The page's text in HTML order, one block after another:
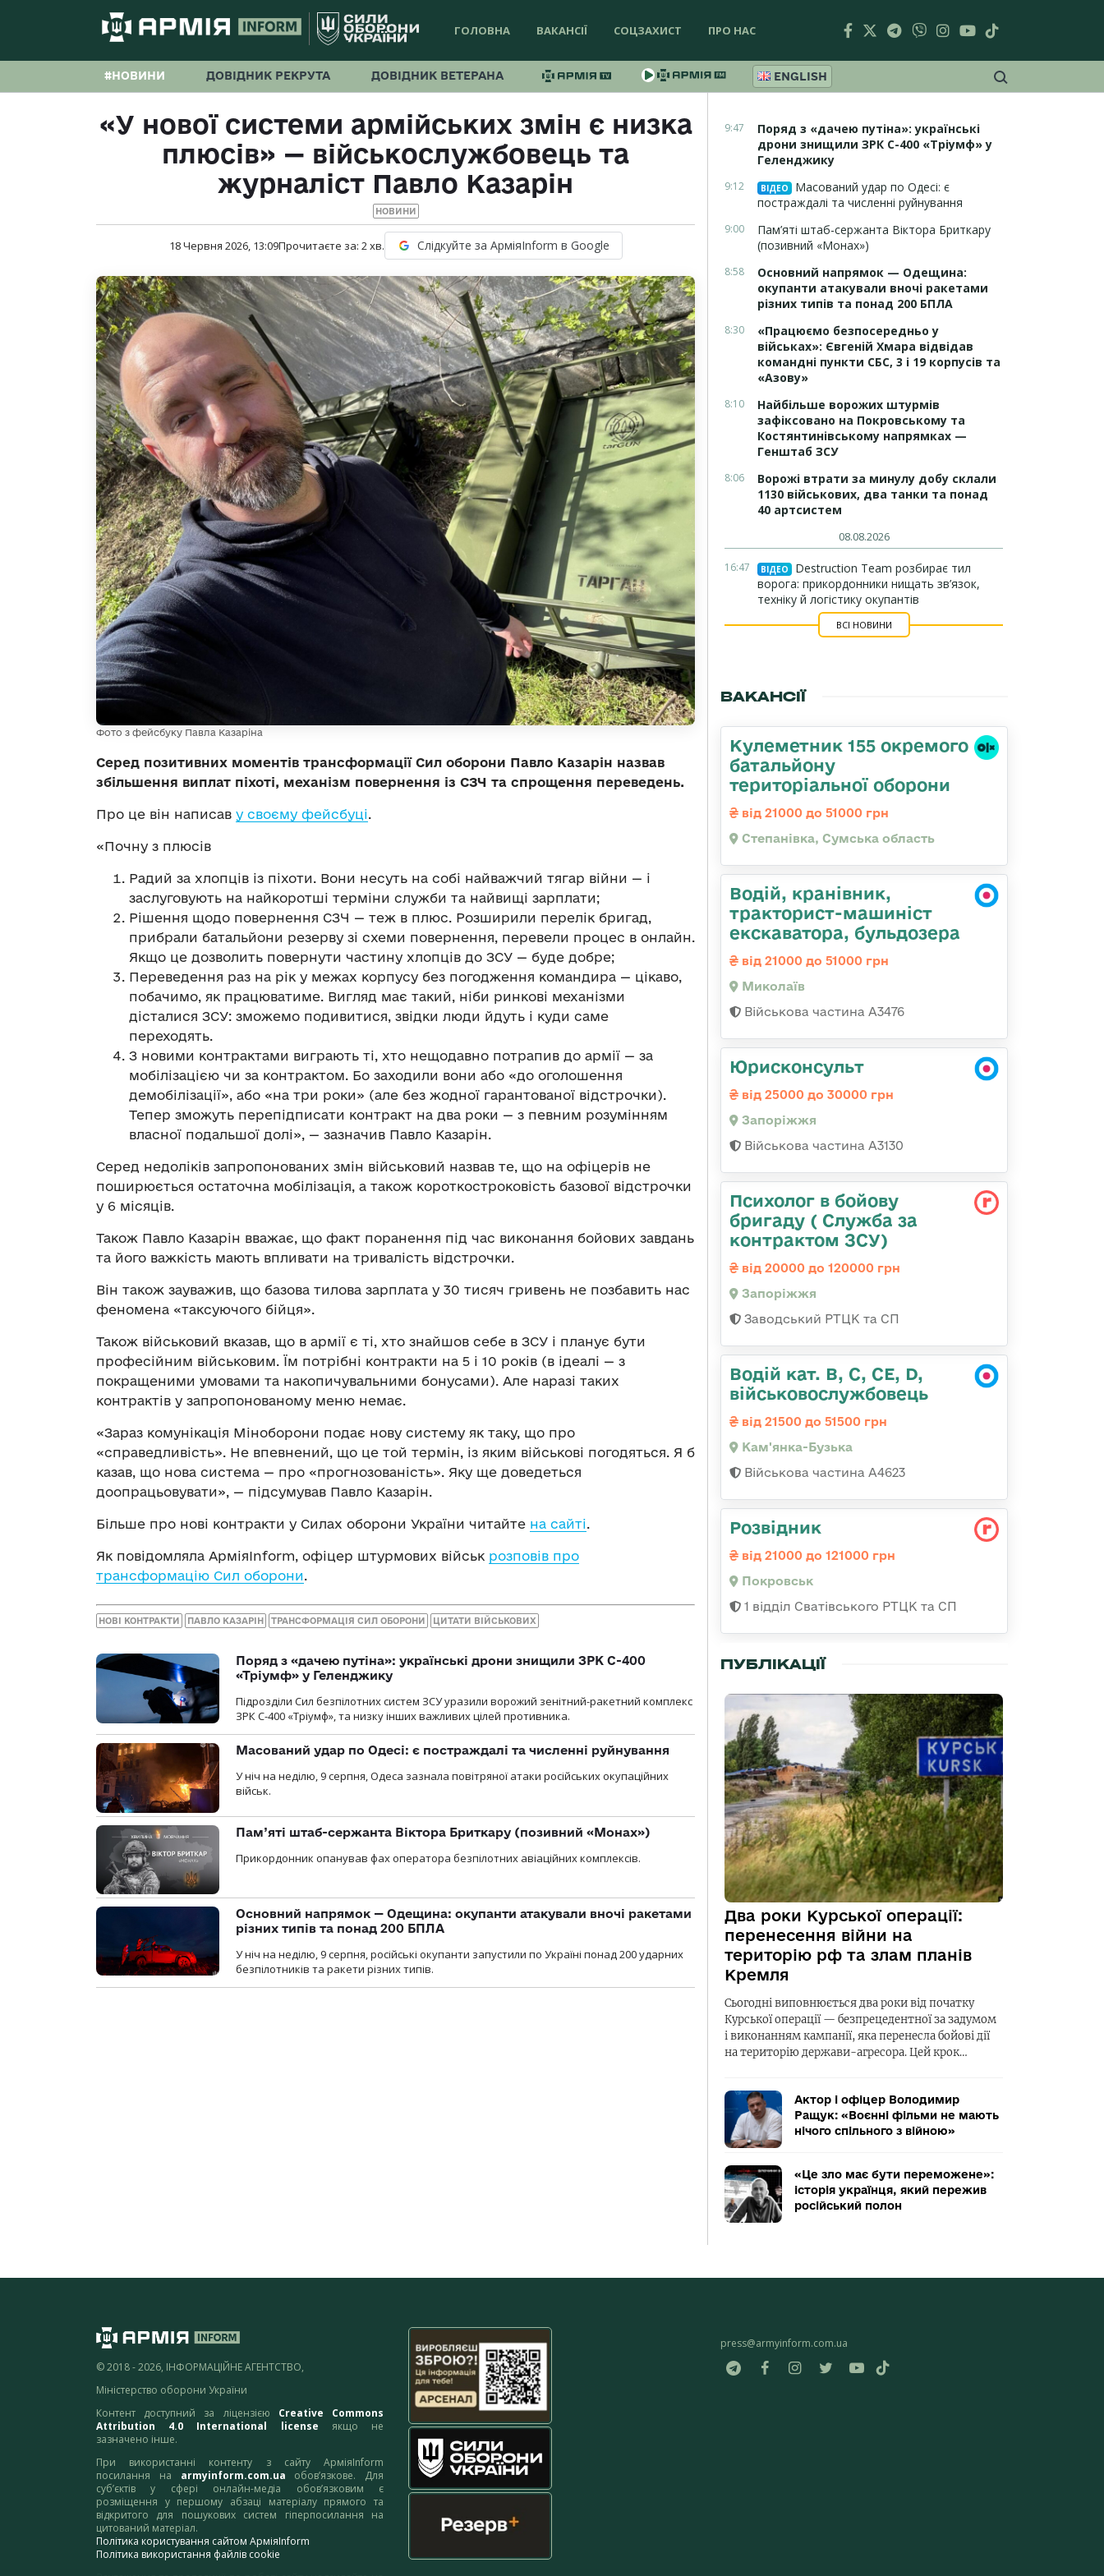
ГОЛОВНА ВАКАНСІЇ СОЦЗАХИСТ ПРО НАС
#НОВИНИ ДОВІДНИК РЕКРУТА ДОВІДНИК ВЕТЕРАНА ENGLISH
«У нової системи армійських змін є низка
плюсів» — військослужбовець та
журналіст Павло Казарін
НОВИНИ
18 Червня 2026, 13:09Прочитаєте за: 2хв. Слідкуйте за АрміяInform в Google
Фото з фейсбуку Павла Казаріна
Серед позитивних моментів трансформації Сил оборони Павло Казарін назвав
збільшення виплат піхоті, механізм повернення із СЗЧ та спрощення переведень.
Про це він написав у своєму фейсбуці.
«Почну з плюсів
Радий за хлопців із піхоти. Вони несуть на собі найважчий тягар війни — і
заслуговують на найкоротші терміни служби та найвищі зарплати;
Рішення щодо повернення СЗЧ — теж в плюс. Розширили перелік бригад,
прибрали батальйони резерву зі схеми повернення, перевели процес в онлайн.
Якщо це дозволить повернути частину хлопців до ЗСУ — буде добре;
Переведення раз на рік у межах корпусу без погодження командира — цікаво,
побачимо, як працюватиме. Вигляд має такий, ніби ринкові механізми
дісталися ЗСУ: зможемо подивитися, звідки люди йдуть і куди саме
переходять.
З новими контрактами виграють ті, хто нещодавно потрапив до армії — за
мобілізацією чи за контрактом. Бо заходили вони або «до оголошення
демобілізації», або «на три роки» (але без жодної гарантованої відстрочки).
Тепер зможуть перепідписати контракт на два роки — з певним розумінням
власної подальшої долі», — зазначив Павло Казарін.
Серед недоліків запропонованих змін військовий назвав те, що на офіцерів не
поширюється остаточна мобілізація, а також короткостроковість базової відстрочки
у 6 місяців.
Також Павло Казарін вважає, що факт поранення під час виконання бойових завдань
та його важкість мають впливати на тривалість відстрочки.
Він також зауважив, що базова тилова зарплата у 30 тисяч гривень не позбавить нас
феномена «таксуючого бійця».
Також військовий вказав, що в армії є ті, хто знайшов себе в ЗСУ і планує бути
професійним військовим. Їм потрібні контракти на 5 і 10 років (в ідеалі — з
покращеними умовами та накопичувальними бонусами). Але наразі таких
контрактів у запропонованому меню немає.
«Зараз комунікація Міноборони подає нову систему як таку, що про
«справедливість». Не впевнений, що це той термін, із яким військові погодяться. Я б
казав, що нова система — про «прогнозованість». Яку ще доведеться
доопрацьовувати», — підсумував Павло Казарін.
Більше про нові контракти у Силах оборони України читайте на сайті.
Як повідомляла АрміяInform, офіцер штурмових військ розповів про
трансформацію Сил оборони.
НОВІ КОНТРАКТИ ПАВЛО КАЗАРІН ТРАНСФОРМАЦІЯ СИЛ ОБОРОНИ ЦИТАТИ ВІЙСЬКОВИХ
Поряд з «дачею путіна»: українські дрони знищили ЗРК С-400
«Тріумф» у Геленджику
Підрозділи Сил безпілотних систем ЗСУ уразили ворожий зенітний-ракетний комплекс
ЗРК С-400 «Тріумф», та низку інших важливих цілей противника.
Масований удар по Одесі: є постраждалі та численні руйнування
У ніч на неділю, 9 серпня, Одеса зазнала повітряної атаки російських окупаційних
військ.
Пам’яті штаб-сержанта Віктора Бриткару (позивний «Монах»)
Прикордонник опанував фах оператора безпілотних авіаційних комплексів.
Основний напрямок — Одещина: окупанти атакували вночі ракетами
різних типів та понад 200 БПЛА
У ніч на неділю, 9 серпня, російські окупанти запустили по Україні понад 200 ударних
безпілотників та ракети різних типів.
9:47
Поряд з «дачею путіна»: українські
дрони знищили ЗРК С-400 «Тріумф» у
Геленджику
9:12 ВІДЕО
Масований удар по Одесі: є
постраждалі та численні руйнування
9:00
Пам’яті штаб-сержанта Віктора Бриткару
(позивний «Монах»)
8:58
Основний напрямок — Одещина:
окупанти атакували вночі ракетами
різних типів та понад 200 БПЛА
8:30
«Працюємо безпосередньо у
військах»: Євгеній Хмара відвідав
командні пункти СБС, 3 і 19 корпусів та
«Азову»
8:10
Найбільше ворожих штурмів
зафіксовано на Покровському та
Костянтинівському напрямках —
Генштаб ЗСУ
8:06
Ворожі втрати за минулу добу склали
1130 військових, два танки та понад
40 артсистем
08.08.2026
16:47 ВІДЕО
Destruction Team розбирає тил
ворога: прикордонники нищать зв’язок,
техніку й логістику окупантів
ВСІ НОВИНИ
ВАКАНСІЇ
Кулеметник 155 окремого
батальйону
територіальної оборони
від 21000 до 51000 грн
Степанівка, Сумська область
Водій, кранівник,
тракторист-машиніст
екскаватора, бульдозера
від 21000 до 51000 грн
Миколаїв
Військова частина А3476
Юрисконсульт
від 25000 до 30000 грн
Запоріжжя
Військова частина А3130
Психолог в бойову
бригаду ( Служба за
контрактом ЗСУ)
від 20000 до 120000 грн
Запоріжжя
Заводський РТЦК та СП
Водій кат. B, C, СЕ, D,
військовослужбовець
від 21500 до 51500 грн
Кам'янка-Бузька
Військова частина А4623
Розвідник
від 21000 до 121000 грн
Покровськ
1 відділ Сватівського РТЦК та СП
ПУБЛІКАЦІЇ
Два роки Курської операції:
перенесення війни на
територію рф та злам планів
Кремля
Сьогодні виповнюється два роки від початку
Курської операції — безпрецедентної за задумом
і виконанням кампанії, яка перенесла бойові дії
на територію держави-агресора. Цей крок…
Актор і офіцер Володимир
Ращук: «Воєнні фільми не мають
нічого спільного з війною»
«Це зло має бути переможене»:
історія українця, який пережив
російський полон
© 2018 - 2026, ІНФОРМАЦІЙНЕ АГЕНТСТВО,
Міністерство оборони України
Контент доступний за ліцензією Creative Commons
Attribution 4.0 International license якщо не
зазначено інше.
При використанні контенту з сайту АрміяInform
посилання на armyinform.com.ua обов’язкове. Для
суб’єктів у сфері онлайн-медіа обов’язковим є
розміщення у першому абзаці матеріалу прямого та
відкритого для пошукових систем гіперпосилання на
цитований матеріал.
Політика користування сайтом АрміяInform
Політика використання файлів cookie
press@armyinform.com.ua